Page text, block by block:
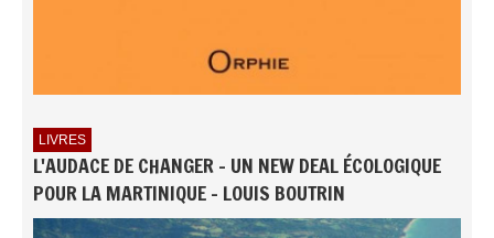
LIVRES
L'AUDACE DE CHANGER - UN NEW DEAL ÉCOLOGIQUE
POUR LA MARTINIQUE - LOUIS BOUTRIN